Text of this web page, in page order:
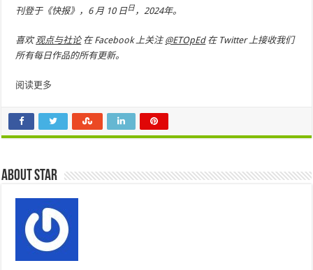
刊登于《快报》，6 月 10 日日，2024年。
喜欢观点与社论在 Facebook 上关注 @ETOpEd在 Twitter 上接收我们
所有每日作品的所有更新。
阅读更多
About star